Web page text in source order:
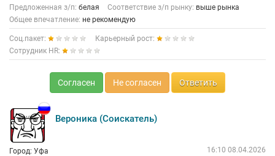
Предложенная з/п: белая Соответствие з/п рынку: выше рынка
Общее впечатление: не рекомендую
Соц.пакет:
Карьерный рост:
Сотрудник HR:
Согласен Не согласен Ответить
Вероника (Соискатель)
Город: Уфа 16:10 08.04.2026